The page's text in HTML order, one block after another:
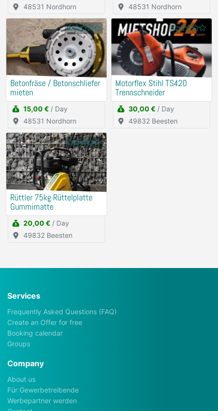
48531 Nordhorn
48531 Nordhorn
Betonfräse / Betonschliefer
mieten
15,00 € / Day
48531 Nordhorn
Motorflex Stihl TS420
Trennschneider
30,00 € / Day
49832 Beesten
Rüttler 75kg Rüttelplatte
Gummimatte
20,00 € / Day
49832 Beesten
Services
Frequently Asked Questions (FAQ)
Create an Offer for free
Booking calendar
Groups
Company
About us
Für Gewerbetreibende
Werbepartner werden